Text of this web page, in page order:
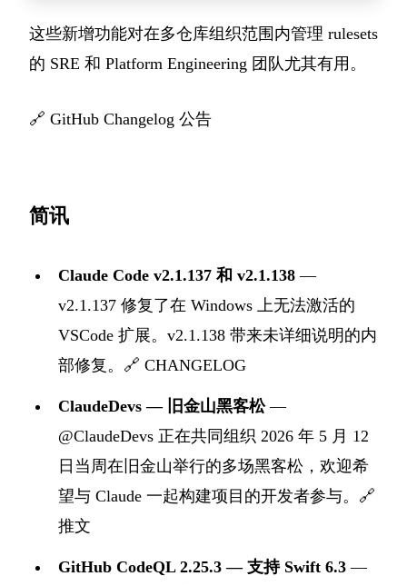
这些新增功能对在多仓库组织范围内管理 rulesets
的 SRE 和 Platform Engineering 团队尤其有用。
🔗 GitHub Changelog 公告
简讯
Claude Code v2.1.137 和 v2.1.138 —
v2.1.137 修复了在 Windows 上无法激活的
VSCode 扩展。v2.1.138 带来未详细说明的内
部修复。🔗 CHANGELOG
ClaudeDevs — 旧金山黑客松—
@ClaudeDevs 正在共同组织 2026 年 5 月 12
日当周在旧金山举行的多场黑客松，欢迎希
望与 Claude 一起构建项目的开发者参与。🔗
推文
GitHub CodeQL 2.25.3 — 支持 Swift 6.3 —